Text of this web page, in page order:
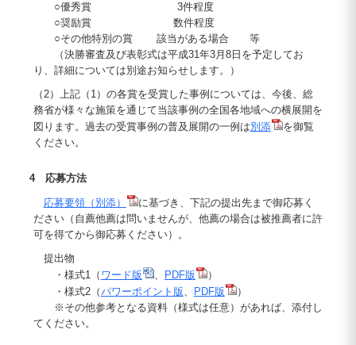
○優秀賞 3件程度
○奨励賞 数件程度
○その他特別の賞 該当がある場合 等
（決勝審査及び表彰式は平成31年3月8日を予定してお
り、詳細については別途お知らせします。）
（2）上記（1）の各賞を受賞した事例については、今後、総
務省が様々な施策を通じて当該事例の全国各地域への横展開を
図ります。過去の受賞事例の普及展開の一例は別添
を御覧
ください。
4 応募方法
応募要領（別添）
に基づき、下記の提出先まで御応募く
ださい（自薦他薦は問いませんが、他薦の場合は被推薦者に許
可を得てから御応募ください）。
提出物
・様式1（ ワード版 、 PDF版
）
・様式2（パワーポイント版、 PDF版
）
※その他参考となる資料（様式は任意）があれば、添付し
てください。